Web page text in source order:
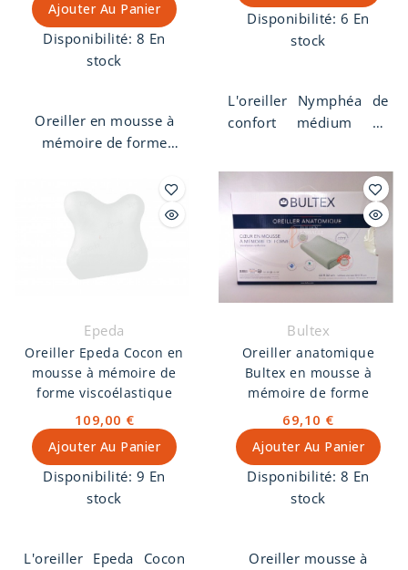
Ajouter Au Panier
Disponibilité: 8 En
stock
Oreiller en mousse à
mémoire de forme
découpe des cervicales.
Housse déhoussable
Disponibilité: 6 En
stock
L'oreiller Nymphéa de
confort médium de
mémoire de forme
enrichi à l'huile de ricin.
De taille 40 x 60 cm
l'oreiller Nymphéa à
une épaisseur de 12
La mousse à mémoire
de forme limite les
points de pression,
l’endormissement et la
qualité du sommeil. Cet
oreiller Epeda est idéal
pour les personnes qui
Epeda
Oreiller Epeda Cocon en
mousse à mémoire de
forme viscoélastique
109,00 €
Ajouter Au Panier
Disponibilité: 9 En
stock
L'oreiller Epeda Cocon
Bultex
Oreiller anatomique
Bultex en mousse à
mémoire de forme
69,10 €
Ajouter Au Panier
Disponibilité: 8 En
stock
Oreiller mousse à